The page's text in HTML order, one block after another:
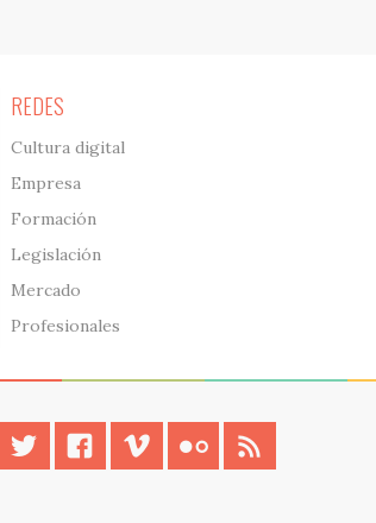
REDES
Cultura digital
Empresa
Formación
Legislación
Mercado
Profesionales
contacto twitter facebook vimeo flickr